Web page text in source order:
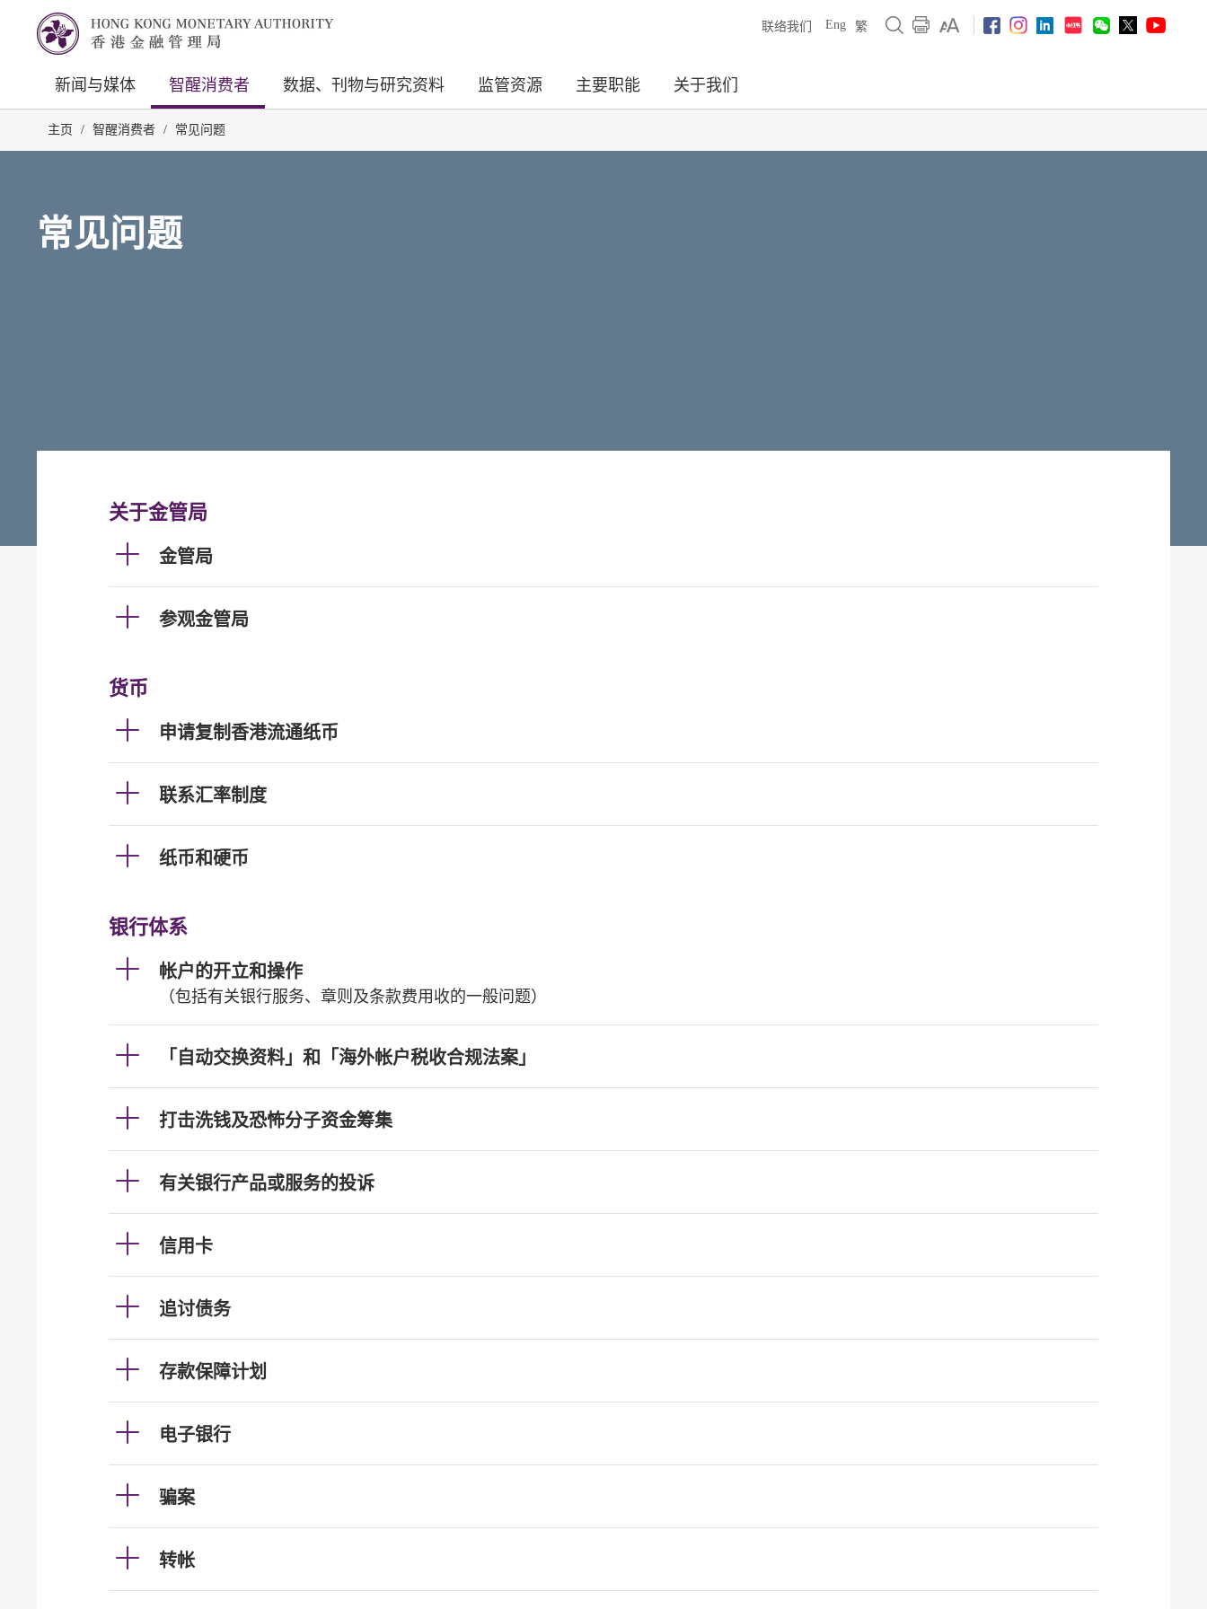
联络我们 Eng 繁
新闻与媒体 智醒消费者 数据、刊物与研究资料 监管资源 主要职能 关于我们
主页 / 智醒消费者 / 常见问题
常见问题
关于金管局
金管局
参观金管局
货币
申请复制香港流通纸币
联系汇率制度
纸币和硬币
银行体系
帐户的开立和操作
（包括有关银行服务、章则及条款费用收的一般问题）
「自动交换资料」和「海外帐户税收合规法案」
打击洗钱及恐怖分子资金筹集
有关银行产品或服务的投诉
信用卡
追讨债务
存款保障计划
电子银行
骗案
转帐